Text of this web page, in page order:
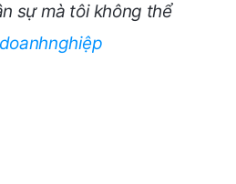
sự mà tôi không thể